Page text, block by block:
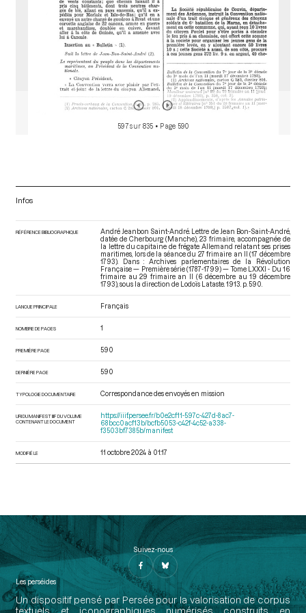
597 sur 835 • Page 590
Infos
RÉFÉRENCE BIBLIOGRAPHIQUE
André Jeanbon Saint-André. Lettre de Jean Bon-Saint-André,
datée de Cherbourg (Manche), 23 frimaire, accompagnée de
la lettre du capitaine de frégate Allemand relatant ses prises
maritimes, lors de la séance du 27 frimaire an II (17 décembre
1793). Dans : Archives parlementaires de la Révolution
Française — Première série (1787-1799) — Tome LXXXI - Du 16
frimaire au 29 frimaire an II (6 décembre au 19 décembre
1793) , sous la direction de Lodoïs Lataste. 1913. p. 590.
LANGUE PRINCIPALE Français
NOMBRE DE PAGES 1
PREMIÈRE PAGE 590
DERNIÈRE PAGE 590
TYPOLOGIE DOCUMENTAIRE Correspondance des envoyés en mission
URI DU MANIFEST IIIF DU VOLUME
CONTENANT LE DOCUMENT
https://iiif.persee.fr/b0e2cf11-597c-427d-8ac7-
68bcc0acf13b/bcfb5053-c42f-4c52-a338-
f3503bf7385b/manifest
MODIFIÉ LE 11 octobre 2024 à 01:17
Suivez-nous
Les perséides
Un dispositif pensé par Persée pour la valorisation de corpus